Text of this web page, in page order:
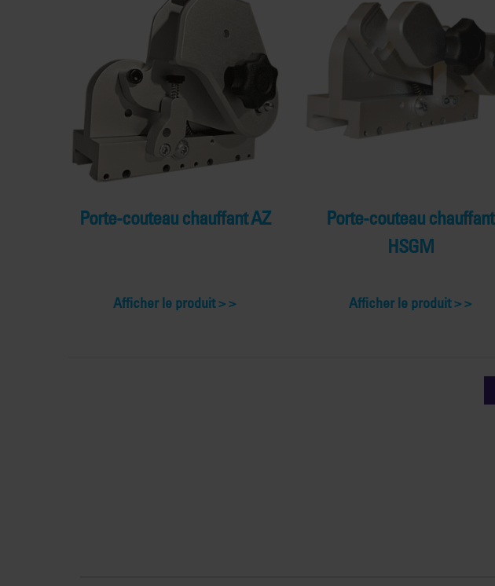
Porte-couteau chauffant AZ
Afficher le produit >
Porte-couteau chauffant
HSGM
Afficher le produit >